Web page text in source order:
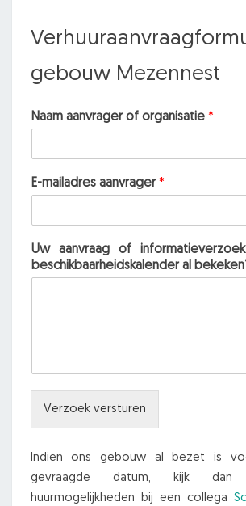
gebouw Mezennest
Naam aanvrager of organisatie *
E-mailadres aanvrager*
Uw aanvraag of
beschikbaarheidskalender al
Verzoek versturen
Indien ons gebouw al bezet is
gevraagde datum, kijk
huurmogelijkheden bij een collega